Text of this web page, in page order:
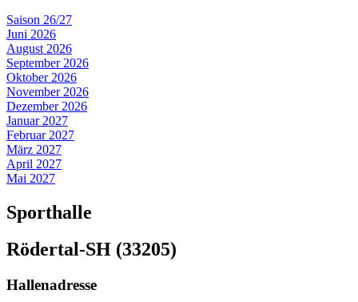
Saison 26/27
Juni 2026
August 2026
September 2026
Oktober 2026
November 2026
Dezember 2026
Januar 2027
Februar 2027
März 2027
April 2027
Mai 2027
Sporthalle
Rödertal-SH (33205)
Hallenadresse